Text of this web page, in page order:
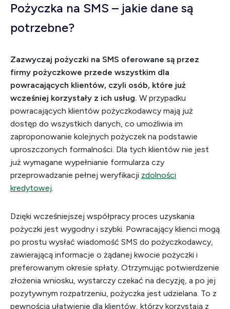
Pożyczka na SMS – jakie dane są
potrzebne?
Zazwyczaj pożyczki na SMS oferowane są przez
firmy pożyczkowe przede wszystkim dla
powracających klientów, czyli osób, które już
wcześniej korzystały z ich usług. W przypadku
powracających klientów pożyczkodawcy mają już
dostęp do wszystkich danych, co umożliwia im
zaproponowanie kolejnych pożyczek na podstawie
uproszczonych formalności. Dla tych klientów nie jest
już wymagane wypełnianie formularza czy
przeprowadzanie pełnej weryfikacji zdolności
kredytowej.
Dzięki wcześniejszej współpracy proces uzyskania
pożyczki jest wygodny i szybki. Powracający klienci mogą
po prostu wysłać wiadomość SMS do pożyczkodawcy,
zawierającą informacje o żądanej kwocie pożyczki i
preferowanym okresie spłaty. Otrzymując potwierdzenie
złożenia wniosku, wystarczy czekać na decyzję, a po jej
pozytywnym rozpatrzeniu, pożyczka jest udzielana. To z
pewnością ułatwienie dla klientów, którzy korzystają z